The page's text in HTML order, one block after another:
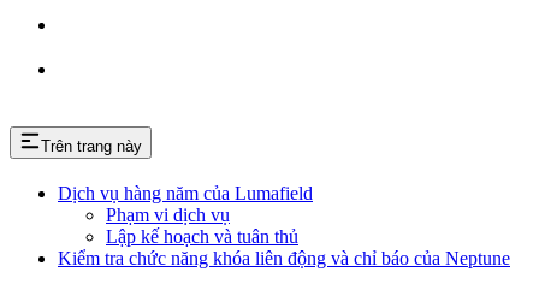
Trên trang này
Dịch vụ hàng năm của Lumafield
Phạm vi dịch vụ
Lập kế hoạch và tuân thủ
Kiểm tra chức năng khóa liên động và chỉ báo của Neptune